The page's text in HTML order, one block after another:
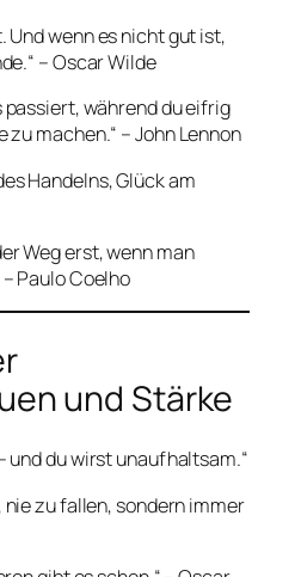
Und wenn es nicht gut ist,
– Oscar Wilde
passiert, während du eifrig
machen.“ – John Lennon
Handelns, Glück am
Weg erst, wenn man
Paulo Coelho
und Stärke
und du wirst unaufhaltsam.“
zu fallen, sondern immer